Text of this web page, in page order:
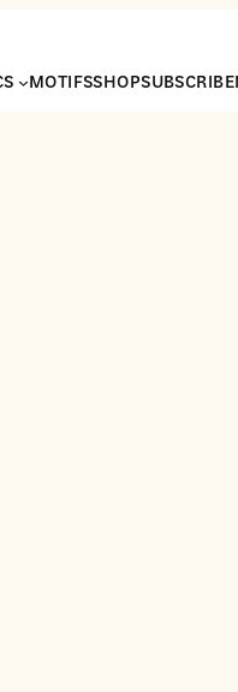
MOTIFSSHOPSUBSCRIBE